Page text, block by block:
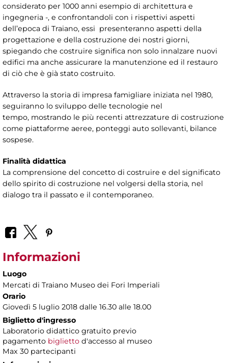
considerato per 1000 anni esempio di architettura e
ingegneria -, e confrontandoli con i rispettivi aspetti
dell’epoca di Traiano, essi presenteranno aspetti della
progettazione e della costruzione dei nostri giorni,
spiegando che costruire significa non solo innalzare nuovi
edifici ma anche assicurare la manutenzione ed il restauro
di ciò che è già stato costruito.
Attraverso la storia di impresa famigliare iniziata nel 1980,
seguiranno lo sviluppo delle tecnologie nel
tempo, mostrando le più recenti attrezzature di costruzione
come piattaforme aeree, ponteggi auto sollevanti, bilance
sospese.
Finalità didattica
La comprensione del concetto di costruire e del significato
dello spirito di costruzione nel volgersi della storia, nel
dialogo tra il passato e il contemporaneo.
Informazioni
Luogo
Mercati di Traiano Museo dei Fori Imperiali
Orario
Giovedì 5 luglio 2018 dalle 16.30 alle 18.00
Biglietto d'ingresso
Laboratorio didattico gratuito previo
pagamento biglietto d'accesso al museo
Max 30 partecipanti